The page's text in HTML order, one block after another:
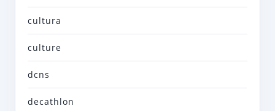
cultura
culture
dcns
decathlon